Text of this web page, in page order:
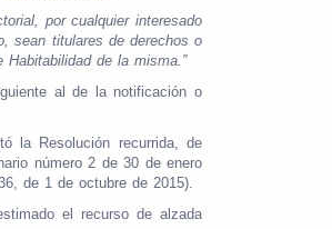
por cualquier interesado
sean titulares de derechos o
de la misma.”
al de la notificación o
la Resolución recurrida, de
número 2 de 30 de enero
de 1 de octubre de 2015).
el recurso de alzada